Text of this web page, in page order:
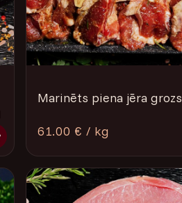
Marinēts piena jēra grozs
61.00 € / kg